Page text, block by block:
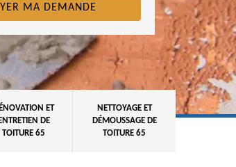
ET
ENTRETIEN DE
TOITURE 65
NETTOYAGE ET
DÉMOUSSAGE DE
TOITURE 65